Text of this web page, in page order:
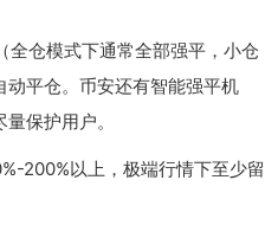
全仓模式下通常全部强平，小仓
平仓。币安还有智能强平机
保护用户。
200%以上，极端行情下至少留